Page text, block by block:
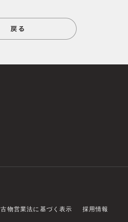
古物営業法に基づく表示 採用情報